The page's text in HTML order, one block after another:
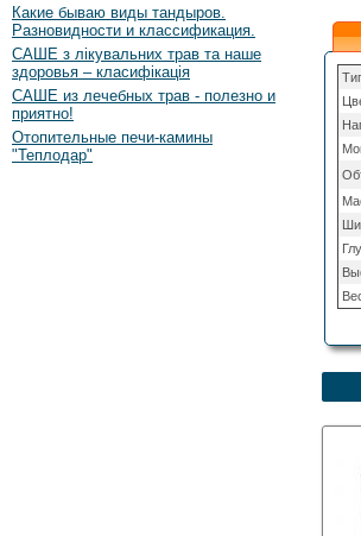
Какие бываю виды тандыров.
Разновидности и классификация.
САШЕ з лікувальних трав та наше
здоровья – класифікація
САШЕ из лечебных трав - полезно и
приятно!
Отопительные печи-камины
"Теплодар"